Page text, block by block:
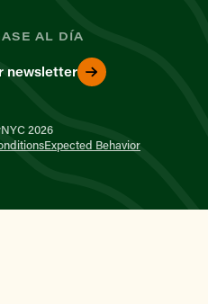
AL DÍA
newsletter
2026
Expected Behavior